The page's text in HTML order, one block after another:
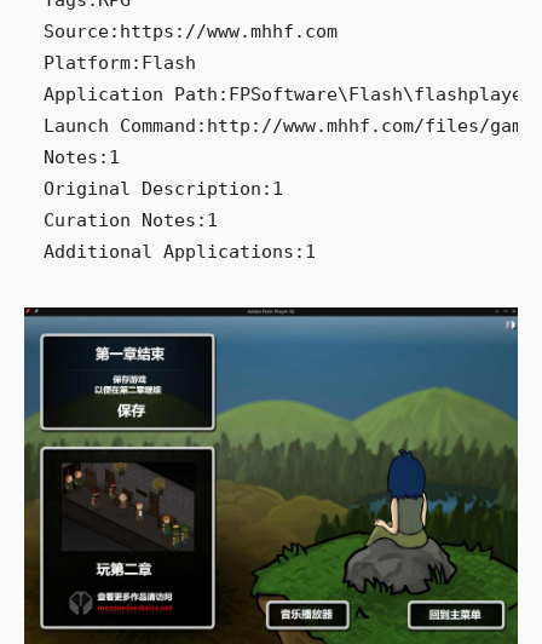
Source:https://www.mhhf.com
Platform:Flash
Application
Launch Command:http://www.mhhf.com/files/
Notes:1
Original Description:1
Curation Notes:1